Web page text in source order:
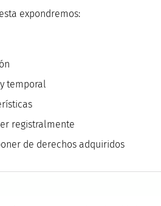
expondremos:
temporal
registralmente
de derechos adquiridos